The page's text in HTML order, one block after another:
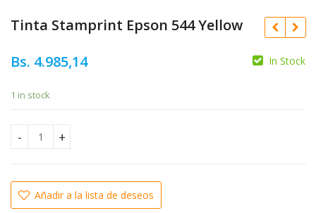
Tinta Stamprint Epson 544 Yellow
Bs. 4.985,14 In Stock
1 in stock
Tinta Stamprint Epson 544 Yellow quantity
Añadir a la lista de deseos